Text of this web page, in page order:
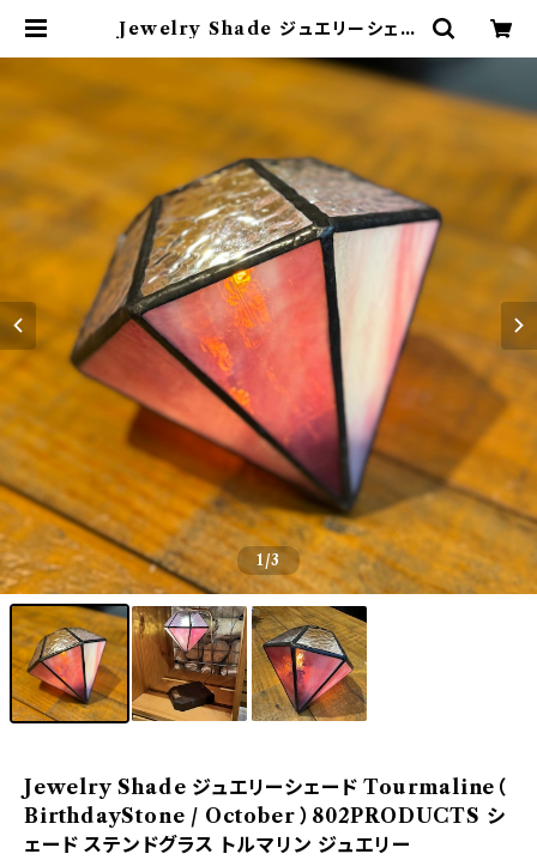
Jewelry Shade ジュエリーシェー
e / October ）802PRODUCTS
シェード ステンドグラス トルマリン
ジュエリー | 802 PRODUCTS
1/3
Jewelry Shade ジュエリーシェード Tourmaline（
BirthdayStone / October ）802PRODUCTS シ
ェード ステンドグラス トルマリン ジュエリー